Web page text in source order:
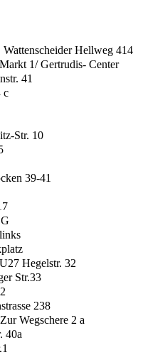
Wattenscheider Hellweg 414
1/ Gertrudis- Center
41
c
Str. 10
39-41
Hegelstr. 32
Str.33
238
Wegschere 2 a
40a